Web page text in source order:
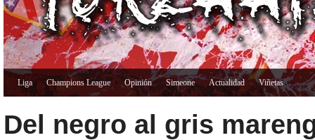
Liga Champions League Opinión Simeone Actualidad Viñetas
Del negro al gris